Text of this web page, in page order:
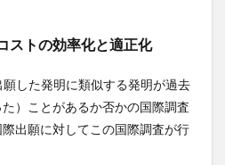
ストの効率化と適正化
した発明に類似する発明が過去
）ことがあるか否かの国際調査
出願に対してこの国際調査が行